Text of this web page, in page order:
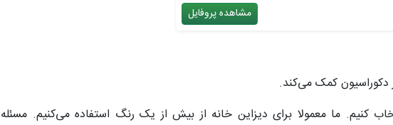
مشاهده پروفایل
دکوراسیون کمک می‌کند.
کنیم. ما معمولا برای دیزاین خانه از بیش از یک رنگ استفاده می‌کنیم. مسئله